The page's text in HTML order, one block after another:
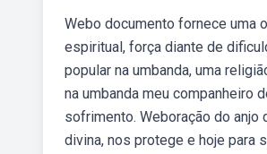
Webo documento fornece uma
espiritual, força diante de
popular na umbanda, uma
na umbanda meu companheiro
sofrimento. Weboração do anjo
divina, nos protege e hoje para